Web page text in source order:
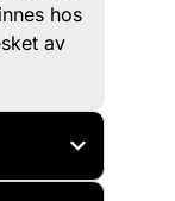
hos
av